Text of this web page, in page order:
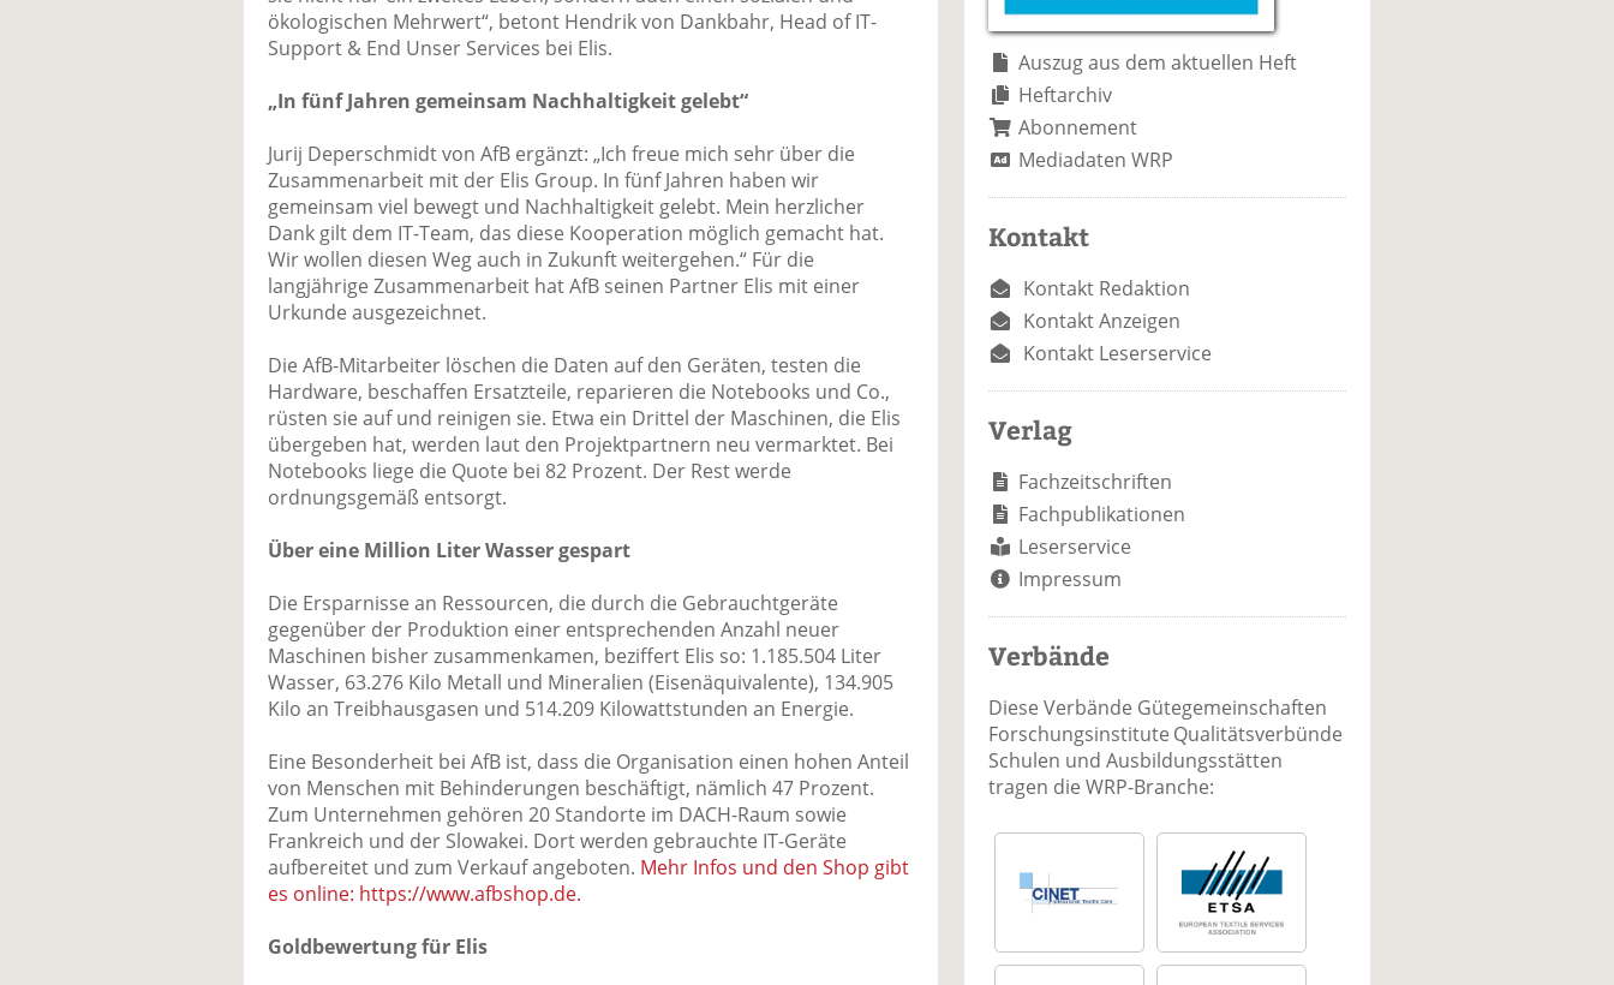
n
n
ökologischen Mehrwert“, betont Hendrik von Dankbahr, Head of IT-
Support & End Unser Services bei Elis.
„In fünf Jahren gemeinsam Nachhaltigkeit gelebt“
Jurij Deperschmidt von AfB ergänzt: „Ich freue mich sehr über die
Zusammenarbeit mit der Elis Group. In fünf Jahren haben wir
gemeinsam viel bewegt und Nachhaltigkeit gelebt. Mein herzlicher
Dank gilt dem IT-Team, das diese Kooperation möglich gemacht hat.
Wir wollen diesen Weg auch in Zukunft weitergehen.“ Für die
langjährige Zusammenarbeit hat AfB seinen Partner Elis mit einer
Urkunde ausgezeichnet.
Die AfB-Mitarbeiter löschen die Daten auf den Geräten, testen die
Hardware, beschaffen Ersatzteile, reparieren die Notebooks und Co.,
rüsten sie auf und reinigen sie. Etwa ein Drittel der Maschinen, die Elis
übergeben hat, werden laut den Projektpartnern neu vermarktet. Bei
Notebooks liege die Quote bei 82 Prozent. Der Rest werde
ordnungsgemäß entsorgt.
Über eine Million Liter Wasser gespart
Die Ersparnisse an Ressourcen, die durch die Gebrauchtgeräte
gegenüber der Produktion einer entsprechenden Anzahl neuer
Maschinen bisher zusammenkamen, beziffert Elis so: 1.185.504 Liter
Wasser, 63.276 Kilo Metall und Mineralien (Eisenäquivalente), 134.905
Kilo an Treibhausgasen und 514.209 Kilowattstunden an Energie.
Eine Besonderheit bei AfB ist, dass die Organisation einen hohen Anteil
von Menschen mit Behinderungen beschäftigt, nämlich 47 Prozent.
Zum Unternehmen gehören 20 Standorte im DACH-Raum sowie
Frankreich und der Slowakei. Dort werden gebrauchte IT-Geräte
aufbereitet und zum Verkauf angeboten. Mehr Infos und den Shop gibt
es online: https://www.afbshop.de.
Goldbewertung für Elis
Auszug aus dem aktuellen Heft
Heftarchiv
Abonnement
Mediadaten WRP
Kontakt
Kontakt Redaktion
Kontakt Anzeigen
Kontakt Leserservice
Verlag
Fachzeitschriften
Fachpublikationen
Leserservice
Impressum
Verbände
Diese Verbände Gütegemeinschaften
Forschungsinstitute Qualitätsverbünde
Schulen und Ausbildungsstätten
tragen die WRP-Branche: